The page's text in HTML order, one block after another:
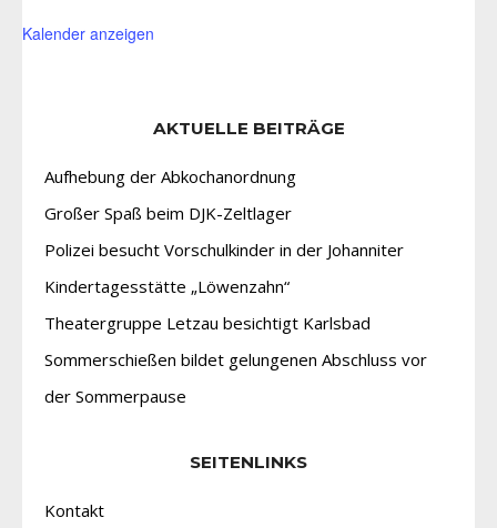
Kalender anzeigen
AKTUELLE BEITRÄGE
Aufhebung der Abkochanordnung
Großer Spaß beim DJK-Zeltlager
Polizei besucht Vorschulkinder in der Johanniter
Kindertagesstätte „Löwenzahn“
Theatergruppe Letzau besichtigt Karlsbad
Sommerschießen bildet gelungenen Abschluss vor
der Sommerpause
SEITENLINKS
Kontakt